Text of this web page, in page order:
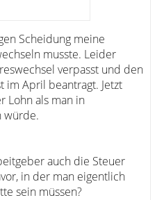
Scheidung meine
musste. Leider
verpasst und den
im April beantragt. Jetzt
Lohn als man in
würde.
auch die Steuer
in der man eigentlich
sein müssen?